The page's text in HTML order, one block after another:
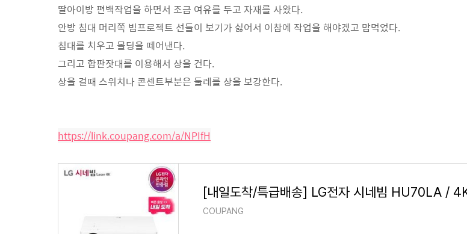
딸아이방 편백작업을 하면서 조금 여유를 두고 자재를 사왔다.
안방 침대 머리쪽 빔프로젝트 선들이 보기가 싫어서 이참에 작업을 해야겠고 맘먹었다.
침대를 치우고 몰딩을 떼어낸다.
그리고 합판잣대를 이용해서 상을 건다.
상을 걸때 스위치나 콘센트부분은 둘레를 상을 보강한다.
https://link.coupang.com/a/NPIfH
COUPANG